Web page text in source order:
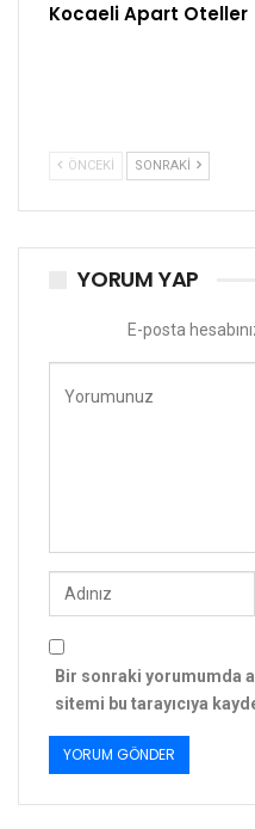
Kocaeli Apart Oteller
ÖNCEKI SONRAKI
YORUM YAP
E-posta
Bir sonraki yorumumda
sitemi bu tarayıcıya